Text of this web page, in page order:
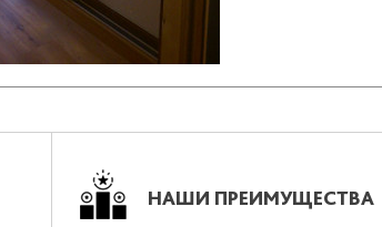
НАШИ ПРЕИМУЩЕСТВА